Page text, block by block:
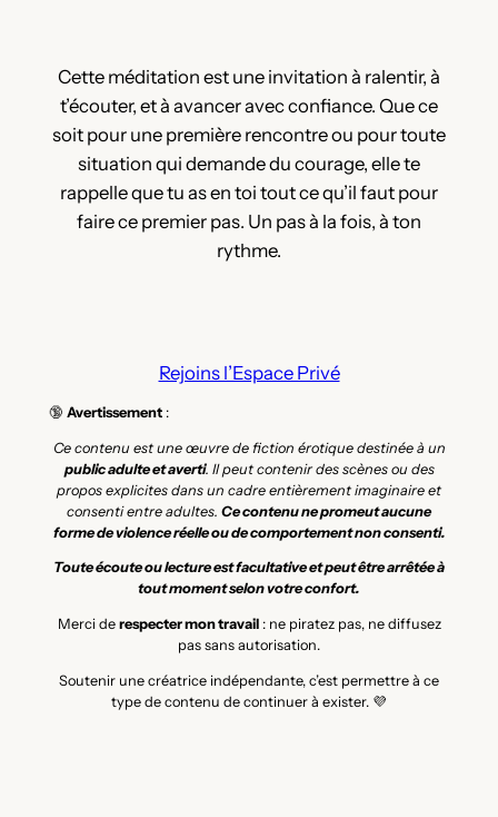
Cette méditation est une invitation à ralentir, à
t’écouter, et à avancer avec confiance. Que ce
soit pour une première rencontre ou pour toute
situation qui demande du courage, elle te
rappelle que tu as en toi tout ce qu’il faut pour
faire ce premier pas. Un pas à la fois, à ton
rythme.
Rejoins l’Espace Privé
🔞 Avertissement:
Ce contenu est une œuvre de fiction érotique destinée à un
public adulte et averti. Il peut contenir des scènes ou des
propos explicites dans un cadre entièrement imaginaire et
consenti entre adultes. Ce contenu ne promeut aucune
forme de violence réelle ou de comportement non consenti.
Toute écoute ou lecture est facultative et peut être arrêtée à
tout moment selon votre confort.
Merci de respecter mon travail: ne piratez pas, ne diffusez
pas sans autorisation.
Soutenir une créatrice indépendante, c’est permettre à ce
type de contenu de continuer à exister. 💜